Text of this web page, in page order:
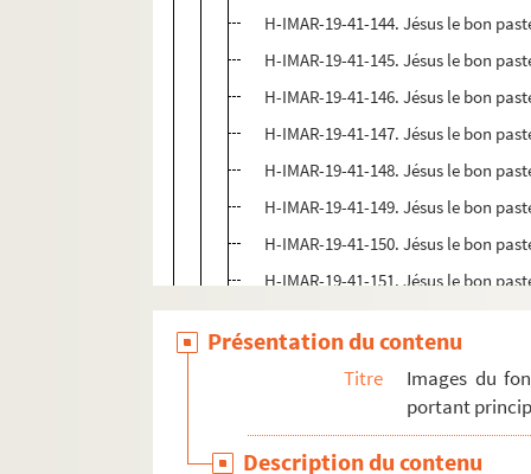
H-IMAR-19-41-144. Jésus le bon
H-IMAR-19-41-145. Jésus le bon
H-IMAR-19-41-146. Jésus le bon
H-IMAR-19-41-147. Jésus le bon
H-IMAR-19-41-148. Jésus le bon
H-IMAR-19-41-149. Jésus le bon
H-IMAR-19-41-150. Jésus le bon
H-IMAR-19-41-151. Jésus le bon
H-IMAR-19-41-152. Jésus le bon
H-IMAR-19-41-153. Jésus le bon
H-IMAR-19-41-154. Jésus le bon
H-IMAR-19-42-156. Le Christ et les
Présentation du contenu
Titre
Images du
portant
Description du contenu